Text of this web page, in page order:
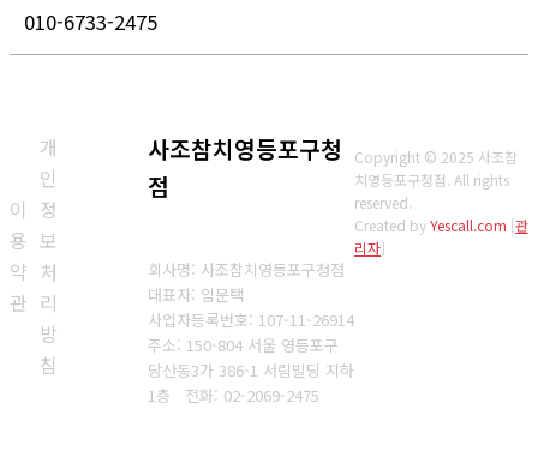
010-6733-2475
이
용
약
관
개
인
정
보
처
리
방
침
사조참치영등포구청
점
회사명: 사조참치영등포구청점
대표자: 임문택
사업자등록번호: 107-11-26914
주소: 150-804 서울 영등포구
당산동3가 386-1 서림빌딩 지하
1층 전화: 02-2069-2475
Copyright © 2025 사조참
치영등포구청점. All rights
reserved.
Created byYescall.com [관
리자]